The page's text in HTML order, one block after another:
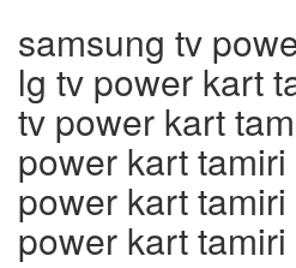
samsung tv
lg tv power kart
tv power kart
power kart
power kart
power kart tamiri